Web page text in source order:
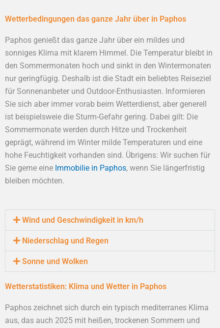
Wetterbedingungen das ganze Jahr über in Paphos
Paphos genießt das ganze Jahr über ein mildes und
sonniges Klima mit klarem Himmel. Die Temperatur bleibt in
den Sommermonaten hoch und sinkt in den Wintermonaten
nur geringfügig. Deshalb ist die Stadt ein beliebtes Reiseziel
für Sonnenanbeter und Outdoor-Enthusiasten. Informieren
Sie sich aber immer vorab beim Wetterdienst, aber generell
ist beispielsweie die Sturm-Gefahr gering. Dabei gilt: Die
Sommermonate werden durch Hitze und Trockenheit
geprägt, während im Winter milde Temperaturen und eine
hohe Feuchtigkeit vorhanden sind. Übrigens: Wir suchen für
Sie gerne eine Immobilie in Paphos, wenn Sie längerfristig
bleiben möchten.
Wind und Geschwindigkeit in km/h
Niederschlag und Regen
Sonne und Wolken
Wetterstatistiken: Klima und Wetter in Paphos
Paphos zeichnet sich durch ein typisch mediterranes Klima
aus, das auch 2025 mit heißen, trockenen Sommern und